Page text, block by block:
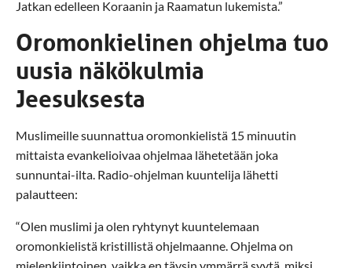
Jatkan edelleen Koraanin ja Raamatun lukemista.”
Oromonkielinen ohjelma tuo
uusia näkökulmia
Jeesuksesta
Muslimeille suunnattua oromonkielistä 15 minuutin
mittaista evankelioivaa ohjelmaa lähetetään joka
sunnuntai-ilta. Radio-ohjelman kuuntelija lähetti
palautteen:
“Olen muslimi ja olen ryhtynyt kuuntelemaan
oromonkielistä kristillistä ohjelmaanne. Ohjelma on